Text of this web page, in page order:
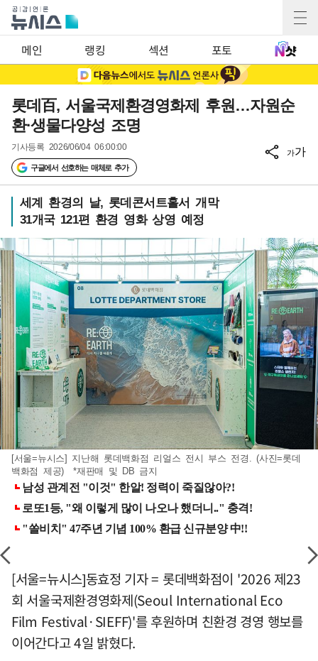
메인 랭킹 섹션 포토
롯데百, 서울국제환경영화제 후원…자원순
환·생물다양성 조명
기사등록 2026/06/04 06:00:00
구글에서 선호하는 매체로 추가
가가
세계 환경의 날, 롯데콘서트홀서 개막
31개국 121편 환경 영화 상영 예정
[서울=뉴시스] 지난해 롯데백화점 리얼스 전시 부스 전경. (사진=롯데
백화점 제공) *재판매 및 DB 금지
[서울=뉴시스]동효정 기자 = 롯데백화점이 '2026 제23
회 서울국제환경영화제(Seoul International Eco
Film Festival·SIEFF)'를 후원하며 친환경 경영 행보를
이어간다고 4일 밝혔다.